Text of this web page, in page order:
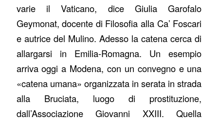
varie il Vaticano, dice Giulia Garofalo
Geymonat, docente di Filosofia alla Ca’ Foscari
e autrice del Mulino. Adesso la catena cerca di
allargarsi in Emilia-Romagna. Un esempio
arriva oggi a Modena, con un convegno e una
«catena umana» organizzata in serata in strada
alla Bruciata, luogo di prostituzione,
dall’Associazione Giovanni XXIII. Quella